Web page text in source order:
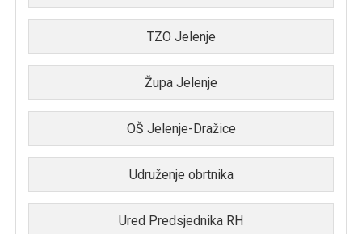
TZO Jelenje
Župa Jelenje
OŠ Jelenje-Dražice
Udruženje obrtnika
Ured Predsjednika RH